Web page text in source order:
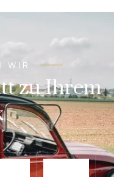
WIR
zu Ihrem